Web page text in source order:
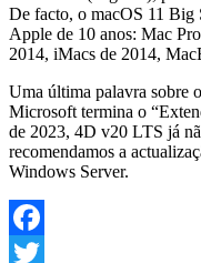
De facto, o macOS 11 Big
Apple de 10 anos: Mac
2014, iMacs de 2014,
Uma última palavra sobre
Microsoft termina o
de 2023, 4D v20 LTS já
recomendamos a
Windows Server.
Facebook